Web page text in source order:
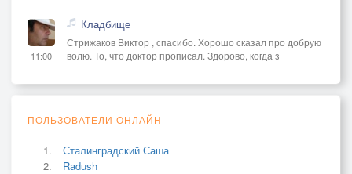
11:00
Кладбище
Стрижаков Виктор , спасибо. Хорошо сказал про добрую
волю. То, что доктор прописал. Здорово, когда з
ПОЛЬЗОВАТЕЛИ ОНЛАЙН
Сталинградский Саша
Radush